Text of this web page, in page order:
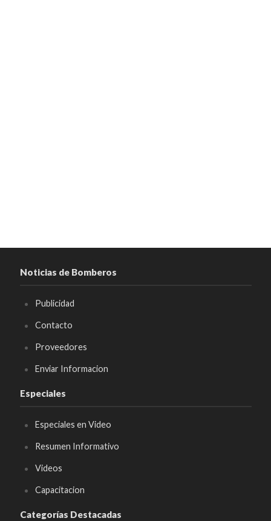
Noticias de Bomberos
Publicidad
Contacto
Proveedores
Enviar Informacion
Especiales
Especiales en Video
Resumen Informativo
Videos
Capacitacion
Categorías Destacadas